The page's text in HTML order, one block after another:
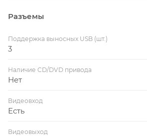
Разъемы
Поддержка выносных USB (шт.)
3
Наличие CD/DVD привода
Нет
Видеовход
Есть
Видеовыход